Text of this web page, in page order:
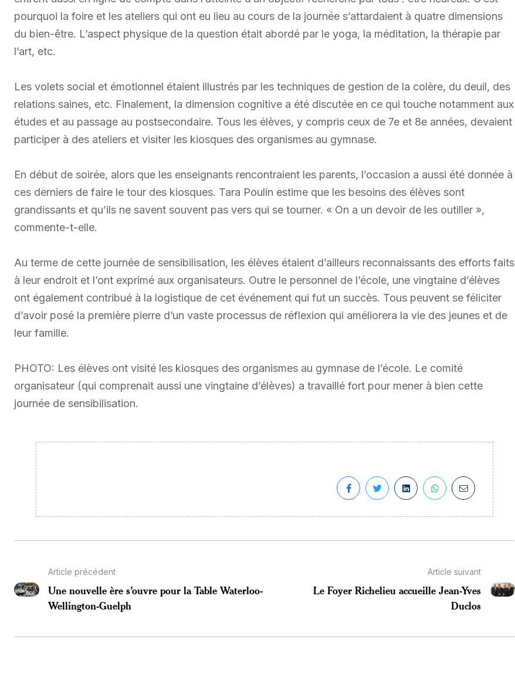
pourquoi la foire et les ateliers qui ont eu lieu au cours de la journée s’attardaient à quatre dimensions
du bien-être. L’aspect physique de la question était abordé par le yoga, la méditation, la thérapie par
l’art, etc.
Les volets social et émotionnel étaient illustrés par les techniques de gestion de la colère, du deuil, des
relations saines, etc. Finalement, la dimension cognitive a été discutée en ce qui touche notamment aux
études et au passage au postsecondaire. Tous les élèves, y compris ceux de 7e et 8e années, devaient
participer à des ateliers et visiter les kiosques des organismes au gymnase.
En début de soirée, alors que les enseignants rencontraient les parents, l’occasion a aussi été donnée à
ces derniers de faire le tour des kiosques. Tara Poulin estime que les besoins des élèves sont
grandissants et qu’ils ne savent souvent pas vers qui se tourner. « On a un devoir de les outiller »,
commente-t-elle.
Au terme de cette journée de sensibilisation, les élèves étaient d’ailleurs reconnaissants des efforts faits
à leur endroit et l’ont exprimé aux organisateurs. Outre le personnel de l’école, une vingtaine d’élèves
ont également contribué à la logistique de cet événement qui fut un succès. Tous peuvent se féliciter
d’avoir posé la première pierre d’un vaste processus de réflexion qui améliorera la vie des jeunes et de
leur famille.
PHOTO: Les élèves ont visité les kiosques des organismes au gymnase de l’école. Le comité
organisateur (qui comprenait aussi une vingtaine d’élèves) a travaillé fort pour mener à bien cette
journée de sensibilisation.
Article précédent
Une nouvelle ère s’ouvre pour la Table Waterloo-
Wellington-Guelph
Article suivant
Le Foyer Richelieu accueille Jean-Yves
Duclos